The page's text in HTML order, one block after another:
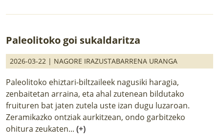
Paleolitoko goi sukaldaritza
2026-03-22 | NAGORE IRAZUSTABARRENA URANGA
Paleolitoko ehiztari-biltzaileek nagusiki haragia,
zenbaitetan arraina, eta ahal zutenean bildutako
fruituren bat jaten zutela uste izan dugu luzaroan.
Zeramikazko ontziak aurkitzean, ondo garbitzeko
ohitura zeukaten... (+)